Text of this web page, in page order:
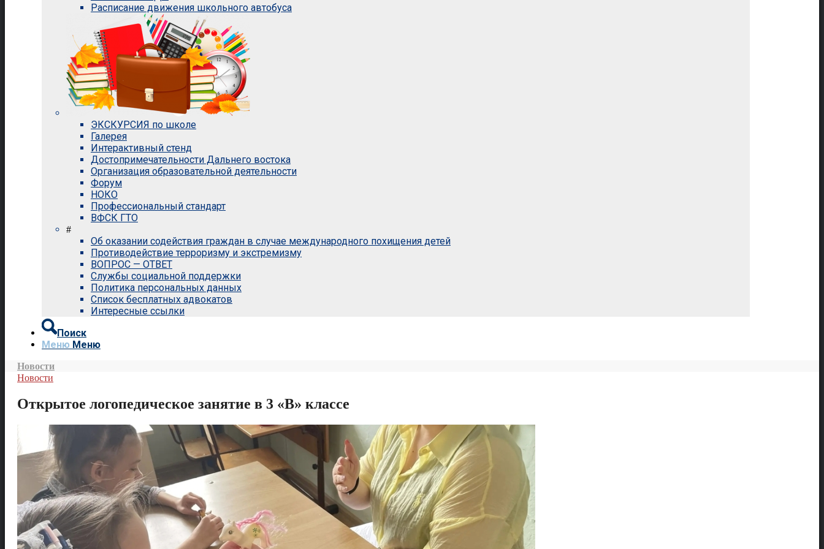
Расписание движения школьного автобуса
ЭКСКУРСИЯ по школе
Галерея
Интерактивный стенд
Достопримечательности Дальнего востока
Организация образовательной деятельности
Форум
НОКО
Профессиональный стандарт
ВФСК ГТО
#
Об оказании содействия граждан в случае международного похищения детей
Противодействие терроризму и экстремизму
ВОПРОС — ОТВЕТ
Службы социальной поддержки
Политика персональных данных
Список бесплатных адвокатов
Интересные ссылки
Поиск
Меню Меню
Новости
Новости
Открытое логопедическое занятие в 3 «В» классе